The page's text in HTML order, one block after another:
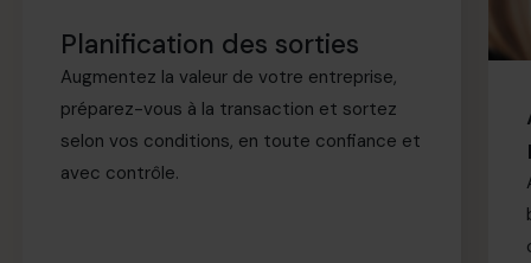
Planification des sorties
Augmentez la valeur de votre entreprise,
préparez-vous à la transaction et sortez
selon vos conditions, en toute confiance et
avec contrôle.